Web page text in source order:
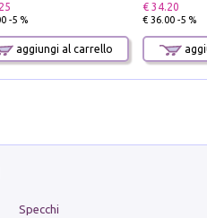
-5 %
aggiungi al carrello
€ 34.20
€ 36.00 -5 %
Specchi